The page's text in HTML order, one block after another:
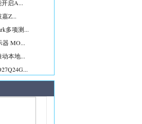
启A...
Z...
多项测...
器 MO...
本地...